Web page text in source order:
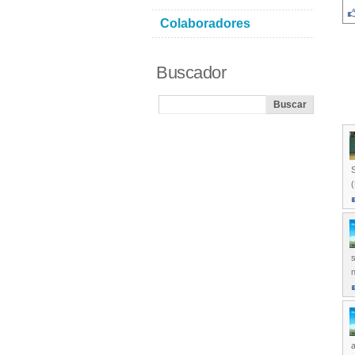
Colaboradores
Buscador